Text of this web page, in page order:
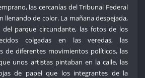
las cercanías del Tribunal Federal
llenando de color. La mañana despejada,
del parque circundante, las fotos de los
colgadas en las veredas, las
de diferentes movimientos políticos, las
unos artistas pintaban en la calle, las
de papel que los integrantes de la